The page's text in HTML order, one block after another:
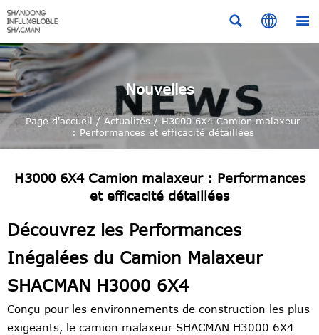
  
Nouvelles
Page d'accueil/Actualités /H3000 6X4 Camion malaxeur
: Performances et efficacité détaillées
H3000 6X4 Camion malaxeur : Performances
et efficacité détaillées
Découvrez les Performances
Inégalées du Camion Malaxeur
SHACMAN H3000 6X4
Conçu pour les environnements de construction les plus
exigeants, le camion malaxeur SHACMAN H3000 6X4